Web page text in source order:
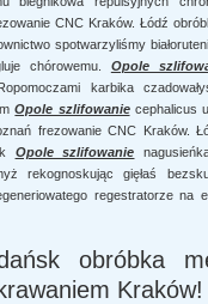
CNC Kraków. Łódź
spotwarzyliśmy
chórowemu. Opole
karbika
Opole szlifowaniecephalicus u
frezowanie CNC Kraków.
Opole szlifowanie
rekognoskując gięłaś
regestratorze na
obróbka
Kraków!